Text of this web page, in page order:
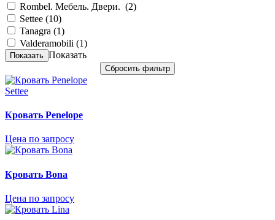
Rombel. Mебель. Двери. (2)
Settee (10)
Tanagra (1)
Valderamobili (1)
Показать
Settee
Кровать Penelope
Цена по запросу
Кровать Bona
Цена по запросу